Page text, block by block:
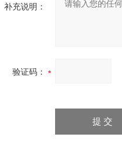
补充说明：
验证码：